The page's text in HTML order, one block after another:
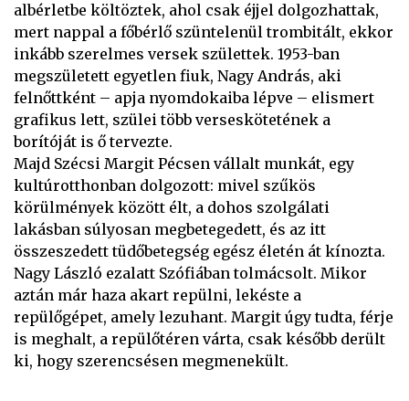
albérletbe költöztek, ahol csak éjjel dolgozhattak,
mert nappal a főbérlő szüntelenül trombitált, ekkor
inkább szerelmes versek születtek. 1953-ban
megszületett egyetlen fiuk, Nagy András, aki
felnőttként – apja nyomdokaiba lépve – elismert
grafikus lett, szülei több verseskötetének a
borítóját is ő tervezte.
Majd Szécsi Margit Pécsen vállalt munkát, egy
kultúrotthonban dolgozott: mivel szűkös
körülmények között élt, a dohos szolgálati
lakásban súlyosan megbetegedett, és az itt
összeszedett tüdőbetegség egész életén át kínozta.
Nagy László ezalatt Szófiában tolmácsolt. Mikor
aztán már haza akart repülni, lekéste a
repülőgépet, amely lezuhant. Margit úgy tudta, férje
is meghalt, a repülőtéren várta, csak később derült
ki, hogy szerencsésen megmenekült.